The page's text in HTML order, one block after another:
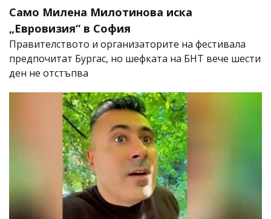
Само Милена Милотинова иска
„Евровизия“ в София
Правителството и организаторите на фестивала
предпочитат Бургас, но шефката на БНТ вече шести
ден не отстъпва